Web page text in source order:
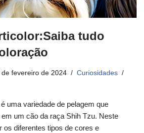
tudo
de fevereiro de 2024
Curiosidades
uma variedade de pelagem que
um cão da raça Shih Tzu. Neste
os diferentes tipos de cores e